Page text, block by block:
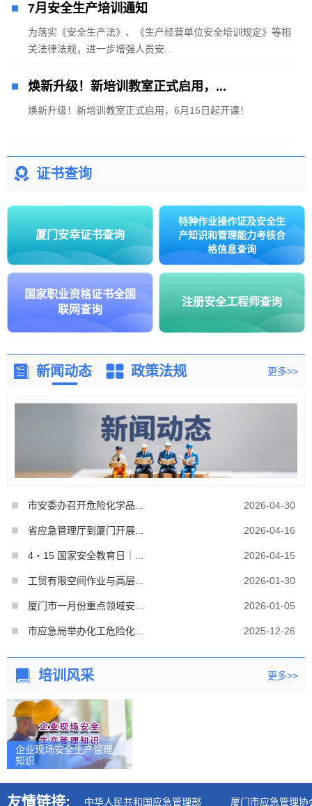
7月安全生产培训通知
为落实《安全生产法》、《生产经营单位安全培训规定》等相
关法律法规，进一步增强人员安...
焕新升级！新培训教室正式启用，...
焕新升级！新培训教室正式启用，6月15日起开课！
证书查询
厦门安幸证书查询
特种作业操作证及安全生
产知识和管理能力考核合
格信息查询
国家职业资格证书全国
联网查询
注册安全工程师查询
新闻动态 政策法规 更多>>
市安委办召开危险化学品... 2026-04-30
省应急管理厅到厦门开展... 2026-04-16
4・15 国家安全教育日｜... 2026-04-15
工贸有限空间作业与高层... 2026-01-30
厦门市一月份重点领域安... 2026-01-05
市应急局举办化工危险化... 2025-12-26
培训风采 更多>>
企业现场安全生产管理
知识
友情链接: 中华人民共和国应急管理部 厦门市应急管理协